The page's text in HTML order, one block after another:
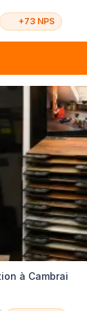
+73 NPS
à Cambrai